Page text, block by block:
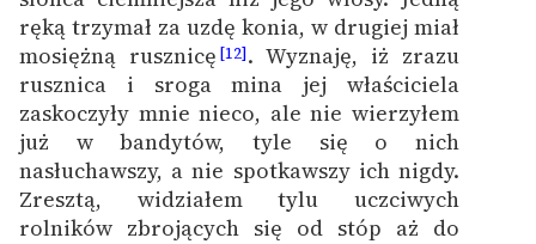
ręką trzymał za uzdę konia, w drugiej miał
mosiężną rusznicę [12]. Wyznaję, iż zrazu
rusznica i sroga mina jej właściciela
zaskoczyły mnie nieco, ale nie wierzyłem
już w bandytów, tyle się o nich
nasłuchawszy, a nie spotkawszy ich nigdy.
Zresztą, widziałem tylu uczciwych
rolników zbrojących się od stóp aż do